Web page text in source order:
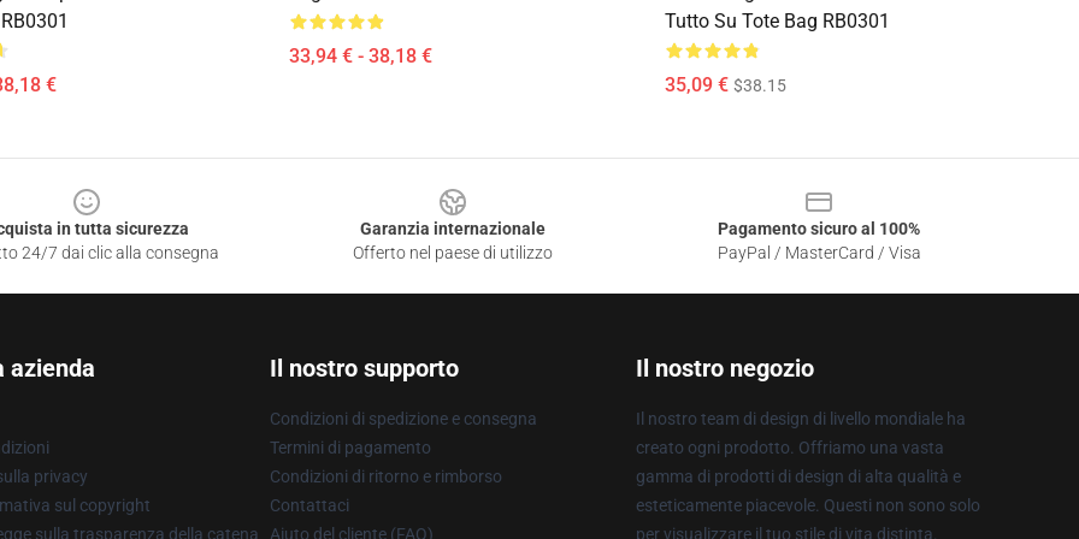
€
33,94 € - 38,18 €
Tutto Su Tote Bag RB0301
35,09 € $38.15
in tutta sicurezza
24/7 dai clic alla consegna
Garanzia internazionale
Offerto nel paese di utilizzo
Pagamento sicuro al 100%
PayPal / MasterCard / Visa
azienda
privacy
sul copyright
sulla trasparenza della catena
Il nostro supporto
Condizioni di spedizione e consegna
Termini di pagamento
Condizioni di ritorno e rimborso
Contattaci
Aiuto del cliente (FAQ)
Il nostro negozio
Il nostro team di design di livello mondiale ha
creato ogni prodotto. Offriamo una vasta
gamma di prodotti di design di alta qualità e
esteticamente piacevole. Questi non sono solo
per visualizzare il tuo stile di vita distinta.